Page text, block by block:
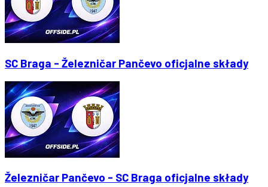
SC Braga - Železničar Pančevo oficjalne składy
Železničar Pančevo - SC Braga oficjalne składy